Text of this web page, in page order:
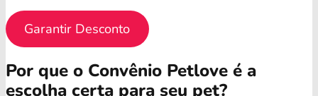
Garantir Desconto
Por que o Convênio Petlove é a
escolha certa para seu pet?